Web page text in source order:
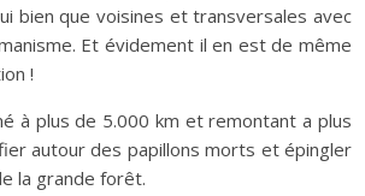
bien que voisines et transversales avec
Et évidement il en est de même
!
à plus de 5.000 km et remontant a plus
autour des papillons morts et épingler
la grande forêt.